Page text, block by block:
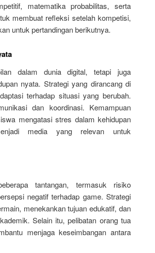
matematika probabilitas, serta
membuat refleksi setelah kompetisi,
untuk pertandingan berikutnya.
dalam dunia digital, tetapi juga
nyata. Strategi yang dirancang di
terhadap situasi yang berubah.
dan koordinasi. Kemampuan
mengatasi stres dalam kehidupan
media yang relevan untuk
tantangan, termasuk risiko
negatif terhadap game. Strategi
menekankan tujuan edukatif, dan
Selain itu, pelibatan orang tua
menjaga keseimbangan antara